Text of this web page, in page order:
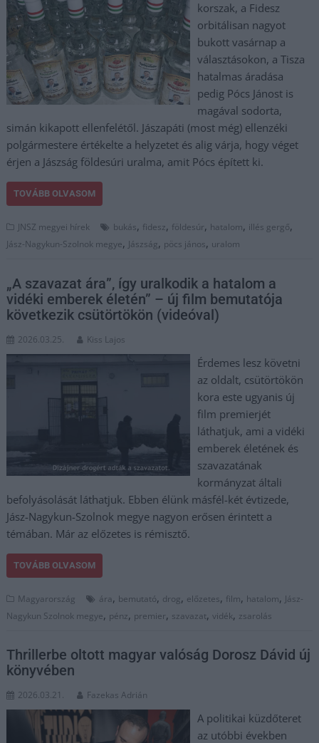
korszak, a Fidesz
orbitálisan nagyot
bukott vasárnap a
választásokon, a Tisza
hatalmas áradása
pedig Pócs Jánost is
magával sodorta,
simán kikapott ellenfelétől. Jászapáti (most még) ellenzéki
polgármestere értékelte a helyzetet és alig várja, hogy véget
érjen a Jászság földesúri uralma, amit Pócs épített ki.
TOVÁBB OLVASOM
JNSZ megyei hírek bukás, fidesz, földesúr, hatalom, illés gergő,
Jász-Nagykun-Szolnok megye, Jászság, pöcs jános, uralom
„A szavazat ára”, így uralkodik a hatalom a
vidéki emberek életén” – új film bemutatója
következik csütörtökön (videóval)
2026.03.25. Kiss Lajos
Érdemes lesz követni
az oldalt, csütörtökön
kora este ugyanis új
film premierjét
láthatjuk, ami a vidéki
emberek életének és
szavazatának
kormányzat általi
befolyásolását láthatjuk. Ebben élünk másfél-két évtizede,
Jász-Nagykun-Szolnok megye nagyon erősen érintett a
témában. Már az előzetes is rémisztő.
TOVÁBB OLVASOM
Magyarország ára, bemutató, drog, előzetes, film, hatalom, Jász-
Nagykun Szolnok megye, pénz, premier, szavazat,vidék, zsarolás
Thrillerbe oltott magyar valóság Dorosz Dávid új
könyvében
2026.03.21. Fazekas Adrián
A politikai küzdőteret
az utóbbi években